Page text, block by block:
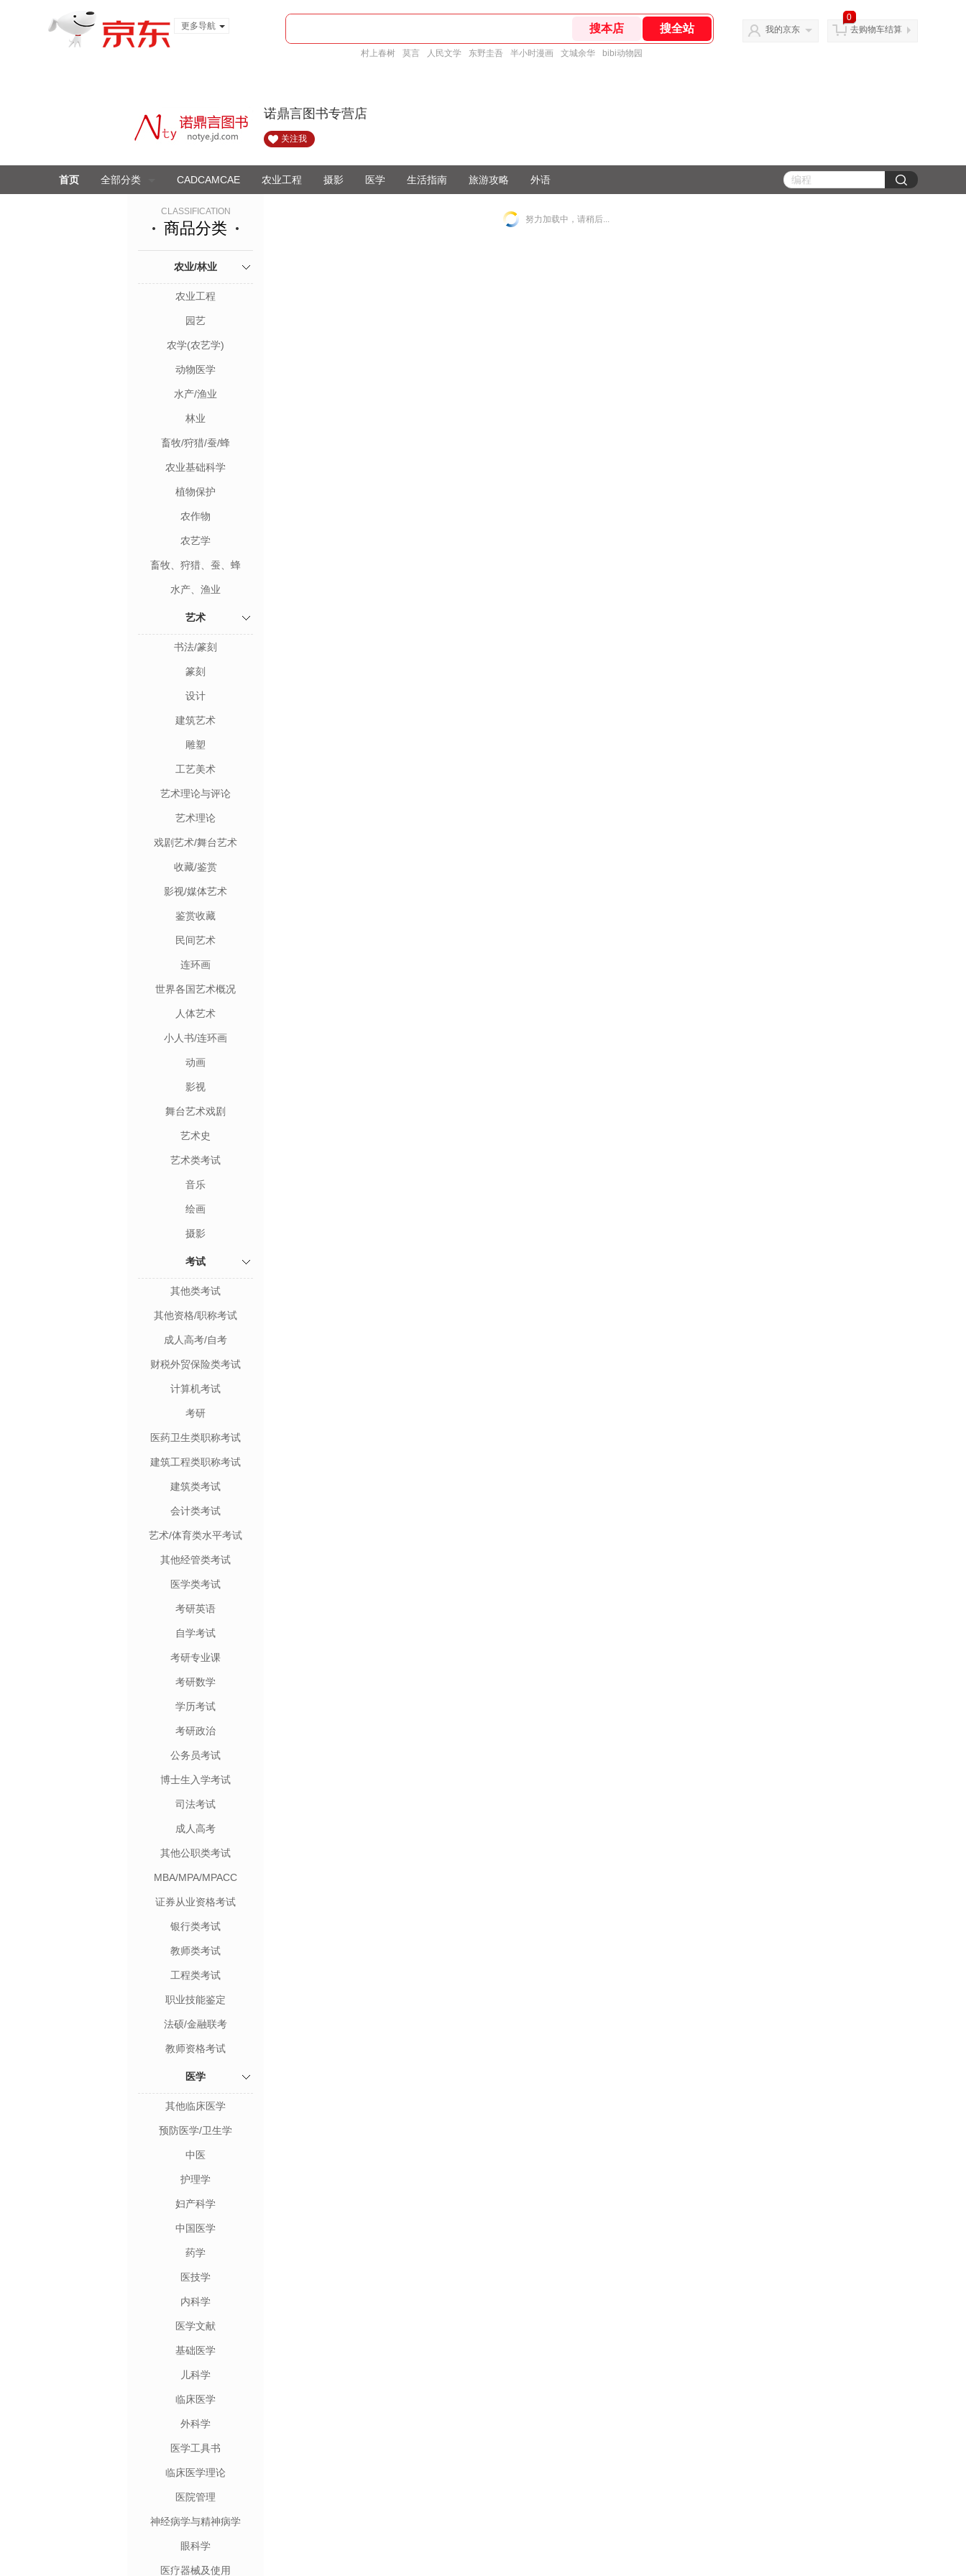
更多导航
村上春树 莫言 人民文学 东野圭吾 半小时漫画 文城余华 bibi动物园
我的京东
0
去购物车结算
诺鼎言图书专营店
关注我
首页 全部分类 CADCAMCAE 农业工程 摄影 医学 生活指南 旅游攻略 外语
CLASSIFICATION
商品分类
农业/林业
农业工程
园艺
农学(农艺学)
动物医学
水产/渔业
林业
畜牧/狩猎/蚕/蜂
农业基础科学
植物保护
农作物
农艺学
畜牧、狩猎、蚕、蜂
水产、渔业
艺术
书法/篆刻
篆刻
设计
建筑艺术
雕塑
工艺美术
艺术理论与评论
艺术理论
戏剧艺术/舞台艺术
收藏/鉴赏
影视/媒体艺术
鉴赏收藏
民间艺术
连环画
世界各国艺术概况
人体艺术
小人书/连环画
动画
影视
舞台艺术戏剧
艺术史
艺术类考试
音乐
绘画
摄影
考试
其他类考试
其他资格/职称考试
成人高考/自考
财税外贸保险类考试
计算机考试
考研
医药卫生类职称考试
建筑工程类职称考试
建筑类考试
会计类考试
艺术/体育类水平考试
其他经管类考试
医学类考试
考研英语
自学考试
考研专业课
考研数学
学历考试
考研政治
公务员考试
博士生入学考试
司法考试
成人高考
其他公职类考试
MBA/MPA/MPACC
证券从业资格考试
银行类考试
教师类考试
工程类考试
职业技能鉴定
法硕/金融联考
教师资格考试
医学
其他临床医学
预防医学/卫生学
中医
护理学
妇产科学
中国医学
药学
医技学
内科学
医学文献
基础医学
儿科学
临床医学
外科学
医学工具书
临床医学理论
医院管理
神经病学与精神病学
眼科学
医疗器械及使用
努力加载中，请稍后...